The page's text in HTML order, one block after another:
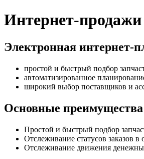
Интернет-продажи
Электронная интернет-
простой и быстрый подбор
автоматизированное
широкий выбор поставщиков и
Основные
Простой и быстрый подбор
Отслеживание статусов заказов в
Отслеживание движения